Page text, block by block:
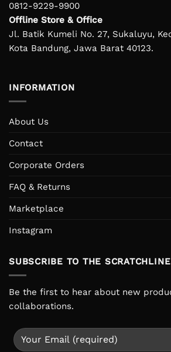
0812-9229-9900
Offline Store & Office
Jl. Batik Kumeli No. 27, Sukaluyu,
Kota Bandung, Jawa Barat 40123.
INFORMATION
About Us
Contact
Corporate Orders
FAQ & Returns
Marketplace
Instagram
SUBSCRIBE TO THE
Be the first to hear about new
collaborations.